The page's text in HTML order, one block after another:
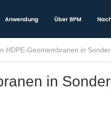
Anwendung Über BPM
HDPE-Geomembranen in
in